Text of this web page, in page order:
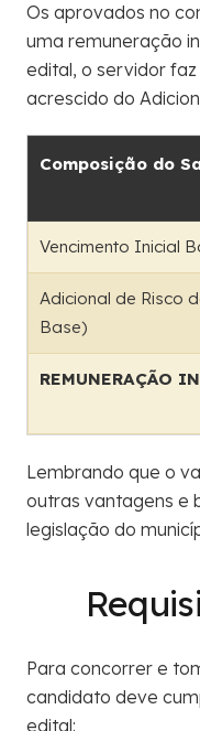
Os aprovados no
uma remuneração
edital, o servidor
acrescido do
Composição do
Vencimento Inicial
Adicional de Risco
Base)
REMUNERAÇÃO
Lembrando que o
outras vantagens e
legislação do
Para concorrer e
candidato deve
edital: